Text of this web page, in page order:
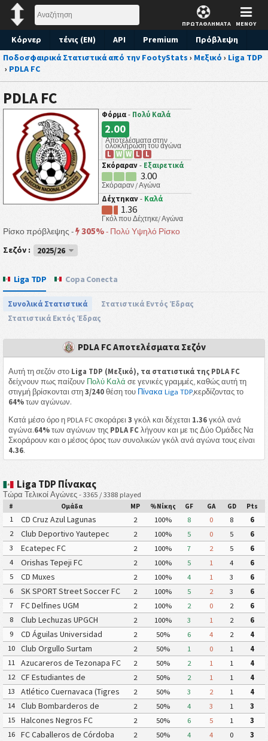
ΠΡΩΤΑΘΛΗΜΑΤΑ ΜΕΝΟΥ
Κόρνερ τένις (EN) API Premium
Πρόβλεψη
Ποδοσφαιρικά Στατιστικά από την FootyStats › Μεξικό › Liga TDP
› PDLA FC
PDLA FC
Φόρμα - Πολύ Καλά
2.00
Αποτελέσματα στην
ολοκλήρωση του αγώνα
L W W L
L
Σκόραραν - Εξαιρετικά
3.00
Σκόραραν / Αγώνα
Δέχτηκαν - Καλά
1.36
Γκόλ που Δέχτηκε/ Αγώνα
Ρίσκο πρόβλεψης - 305%- Πολύ Υψηλό Ρίσκο
Σεζόν :
2025/26
Liga TDP Copa Conecta
Συνολικά Στατιστικά
Στατιστικά Εντός Έδρας
Στατιστικά Εκτός Έδρας
PDLA FC Αποτελέσματα Σεζόν
Αυτή τη σεζόν στο Liga TDP (Μεξικό), τα στατιστικά της PDLA FC
δείχνουν πως παίζουν Πολύ Καλά σε γενικές γραμμές, καθώς αυτή τη
στιγμή βρίσκονται στη 3/240θέση του Πίνακα Liga TDP,κερδίζοντας το
64%των αγώνων.
Κατά μέσο όρο η PDLA FC σκοράρει 3 γκόλ και δέχεται 1.36γκόλ ανά
αγώνα.64%των αγώνων της PDLA FCλήγουν και με τις Δύο Ομάδες Να
Σκοράρουν και ο μέσος όρος των συνολικών γκόλ ανά αγώνα τους είναι
4.36.
Liga TDP Πίνακας
Τώρα Τελικοί Αγώνες - 3365 / 3388 played
# Ομάδα MP %Νίκης GF GA GD Pts
1 CD Cruz Azul Lagunas 2 100% 8 0 8
6
2
Club Deportivo Yautepec 2 100% 5 0 5
6
3
Ecatepec FC 2 100% 7 2 5
6
4
Orishas Tepeji FC 2 100% 5 1 4
6
5
CD Muxes 2 100% 4 1 3
6
6
SK SPORT Street Soccer FC 2 100% 5 2 3
6
7
FC Delfines UGM 2 100% 2 0 2
6
8
Club Lechuzas UPGCH 2 100% 3 1 2
6
9
CD Águilas Universidad
Autónoma de Guerrero
2 50% 6 4 2
4
10
Club Orgullo Surtam 2 50% 1 0 1
4
11
Azucareros de Tezonapa FC 2 50% 2 1 1
4
12
CF Estudiantes de
Atlacomulco
2 50% 2 1 1
4
13
Atlético Cuernavaca (Tigres
Yautepec)
2 50% 3 2 1
4
14
Club Bombarderos de
Tecámac
2 50% 4 3 1
3
15
Halcones Negros FC 2 50% 6 5 1
3
16
FC Caballeros de Córdoba 2 50% 4 4 0
3